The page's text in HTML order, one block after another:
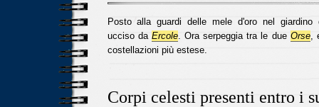
Posto alla guardi delle mele d'oro nel giardino
ucciso da Ercole. Ora serpeggia tra le due Orse,
costellazioni più estese.
Corpi celesti presenti entro i